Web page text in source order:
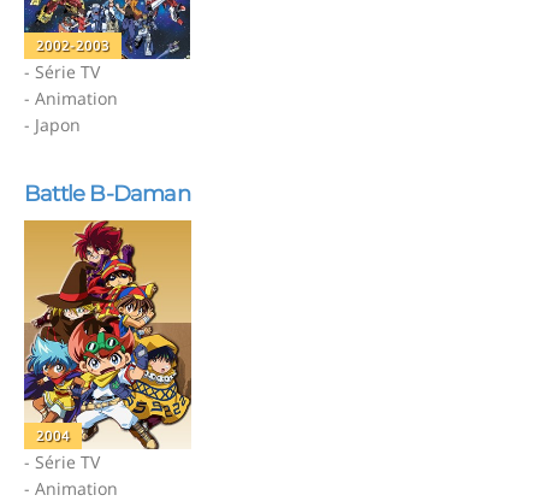
2002-2003
- Série TV
- Animation
- Japon
Battle B-Daman
2004
- Série TV
- Animation